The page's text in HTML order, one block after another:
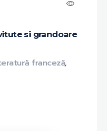
si grandoare
franceză,